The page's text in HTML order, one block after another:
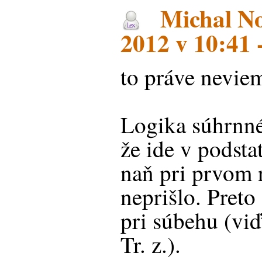
Michal
2012 v 10:41
to práve
Logika
že ide v
naň pri prvom
neprišlo. Preto
pri súbehu
Tr. z.).